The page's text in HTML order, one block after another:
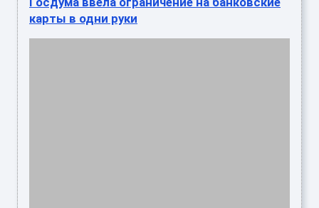
карты в одни руки